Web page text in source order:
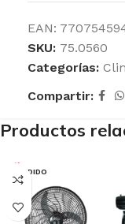
EAN:
SKU: 75.0560
Categorías:
Compartir:
Productos
VENDIDO